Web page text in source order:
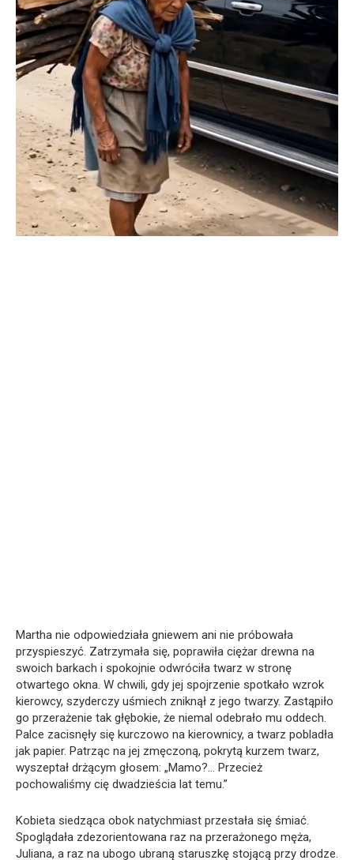
Martha nie odpowiedziała gniewem ani nie próbowała
przyspieszyć. Zatrzymała się, poprawiła ciężar drewna na
swoich barkach i spokojnie odwróciła twarz w stronę
otwartego okna. W chwili, gdy jej spojrzenie spotkało wzrok
kierowcy, szyderczy uśmiech zniknął z jego twarzy. Zastąpiło
go przerażenie tak głębokie, że niemal odebrało mu oddech.
Palce zacisnęły się kurczowo na kierownicy, a twarz pobladła
jak papier. Patrząc na jej zmęczoną, pokrytą kurzem twarz,
wyszeptał drżącym głosem: „Mamo?… Przecież
pochowaliśmy cię dwadzieścia lat temu.”
Kobieta siedząca obok natychmiast przestała się śmiać.
Spoglądała zdezorientowana raz na przerażonego męża,
Juliana, a raz na ubogo ubraną staruszkę stojącą przy drodze.